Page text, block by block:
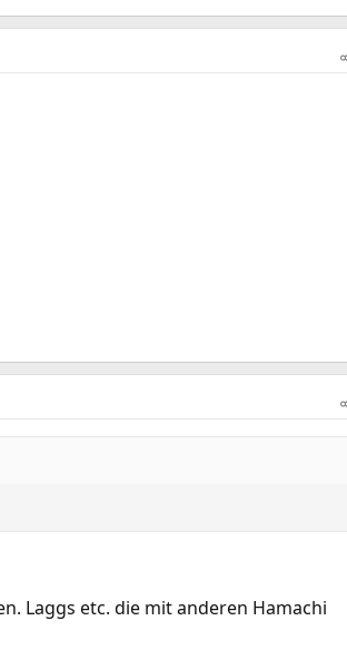
Laggs etc. die mit anderen Hamachi